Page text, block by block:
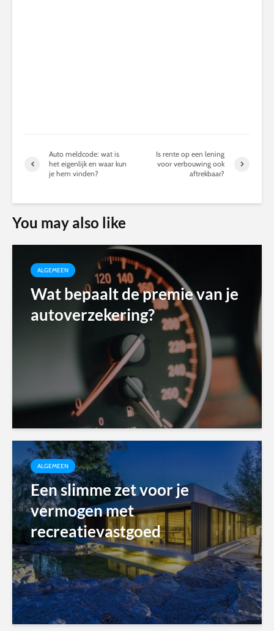
Auto meldcode: wat is
het eigenlijk en waar kun
je hem vinden?
Is rente op een lening
voor verbouwing ook
aftrekbaar?
You may also like
ALGEMEEN
Wat bepaalt de premie van je
autoverzekering?
ALGEMEEN
Een slimme zet voor je
vermogen met
recreatievastgoed